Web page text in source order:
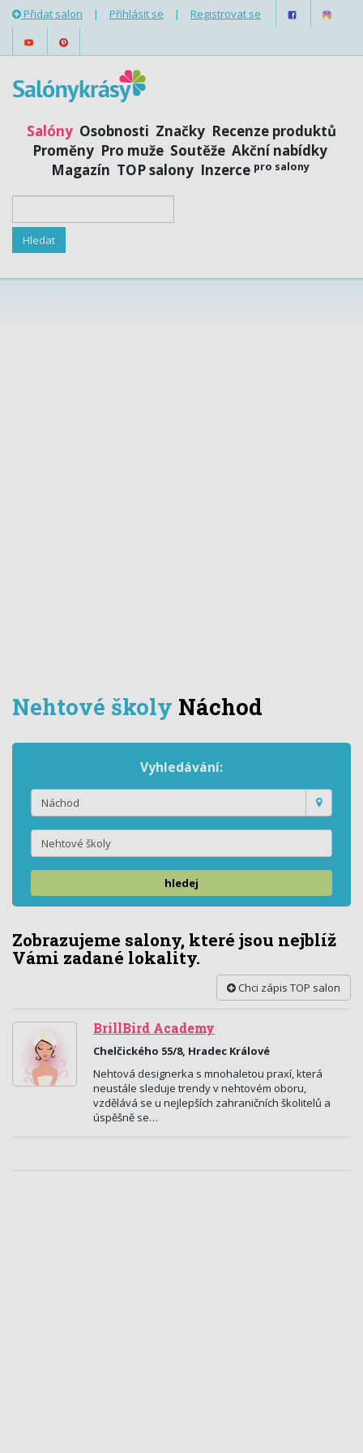
Přidat salon | Přihlásit se | Registrovat se
Salóny Osobnosti Značky Recenze produktů
Proměny Pro muže Soutěže Akční nabídky
Magazín TOP salony Inzerce pro salony
Nehtové školy Náchod
Vyhledávání:
hledej
Zobrazujeme salony, které jsou nejblíž
Vámi zadané lokality.
Chci zápis TOP salon
BrillBird Academy
Chelčického 55/8, Hradec Králové
Nehtová designerka s mnohaletou praxí, která
neustále sleduje trendy v nehtovém oboru,
vzdělává se u nejlepších zahraničních školitelů a
úspěšně se…